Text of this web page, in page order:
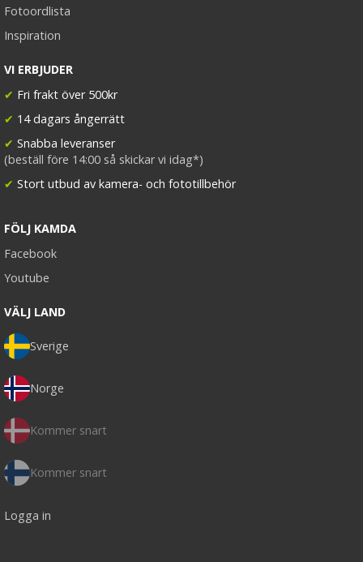
Fotoordlista
Inspiration
VI ERBJUDER
✔ Fri frakt över 500kr
✔ 14 dagars ångerrätt
✔ Snabba leveranser
(beställ före 14:00 så skickar vi idag*)
✔ Stort utbud av kamera- och fototillbehör
FÖLJ KAMDA
Facebook
Youtube
VÄLJ LAND
Sverige
Norge
Kommer snart
Kommer snart
Logga in